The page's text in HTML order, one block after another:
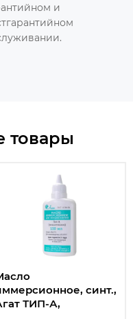
и
товары
синт.,
ТИП-А,